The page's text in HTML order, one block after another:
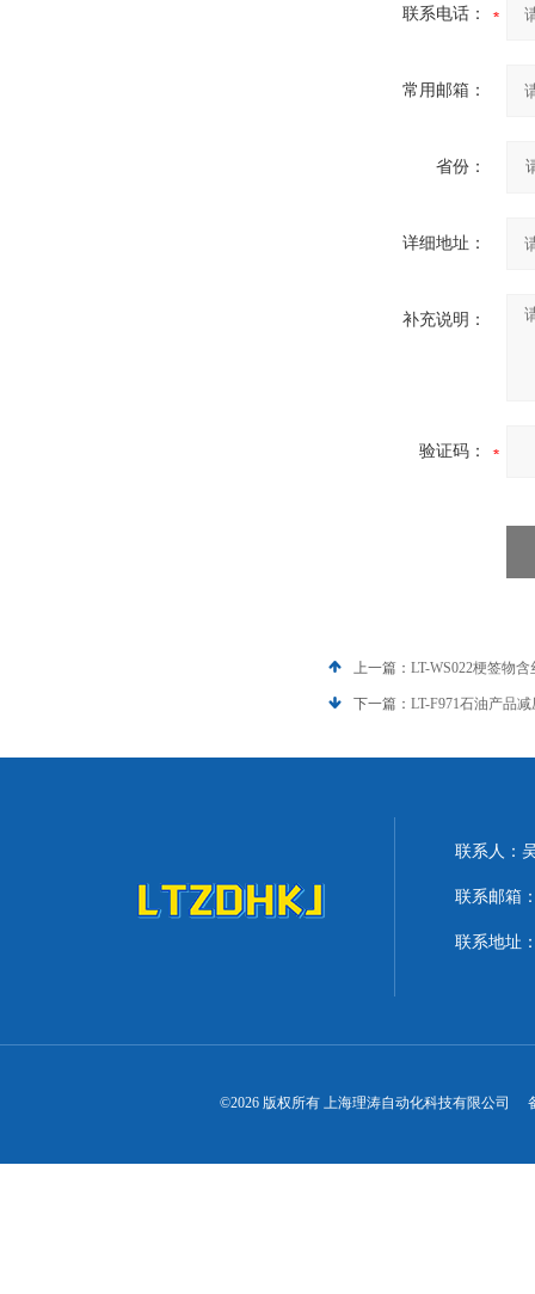
联系电话：
常用邮箱：
省份：
详细地址：
补充说明：
验证码：
上一篇： LT-WS022梗签物
下一篇： LT-F971石油产品
联系人：
联系邮箱
联系地址
©2026 版权所有 上海理涛自动化科技有限公司